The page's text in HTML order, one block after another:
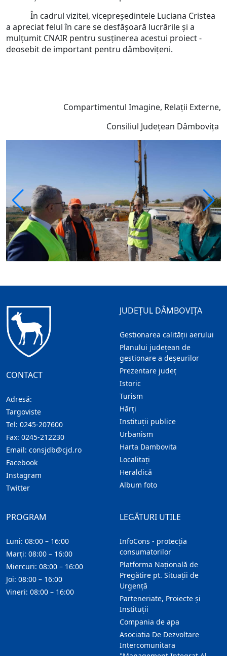
În cadrul vizitei, vicepreședintele Luciana Cristea
a apreciat felul în care se desfășoară lucrările și a
mulțumit CNAIR pentru susținerea acestui proiect -
deosebit de important pentru dâmbovițeni.
Compartimentul Imagine, Relații Externe,
Consiliul Județean Dâmbovița
CONTACT
Adresă:
Targoviste
Tel: 0245-207600
Fax: 0245-212230
Email: consjdb@cjd.ro
Facebook
Instagram
Twitter
JUDEȚUL DÂMBOVIȚA
Gestionarea calității aerului
Planului județean de
gestionare a deșeurilor
Prezentare judeţ
Istoric
Turism
Hărţi
Instituţii publice
Urbanism
Harta Dambovita
Localitaţi
Heraldică
Album foto
LEGĂTURI UTILE
InfoCons - protecția
consumatorilor
Platforma Națională de
Pregătire pt. Situații de
Urgență
Parteneriate, Proiecte și
Instituții
Compania de apa
Asociatia De Dezvoltare
Intercomunitara
PROGRAM
Luni: 08:00 – 16:00
Marți: 08:00 – 16:00
Miercuri: 08:00 – 16:00
Joi: 08:00 – 16:00
Vineri: 08:00 – 16:00